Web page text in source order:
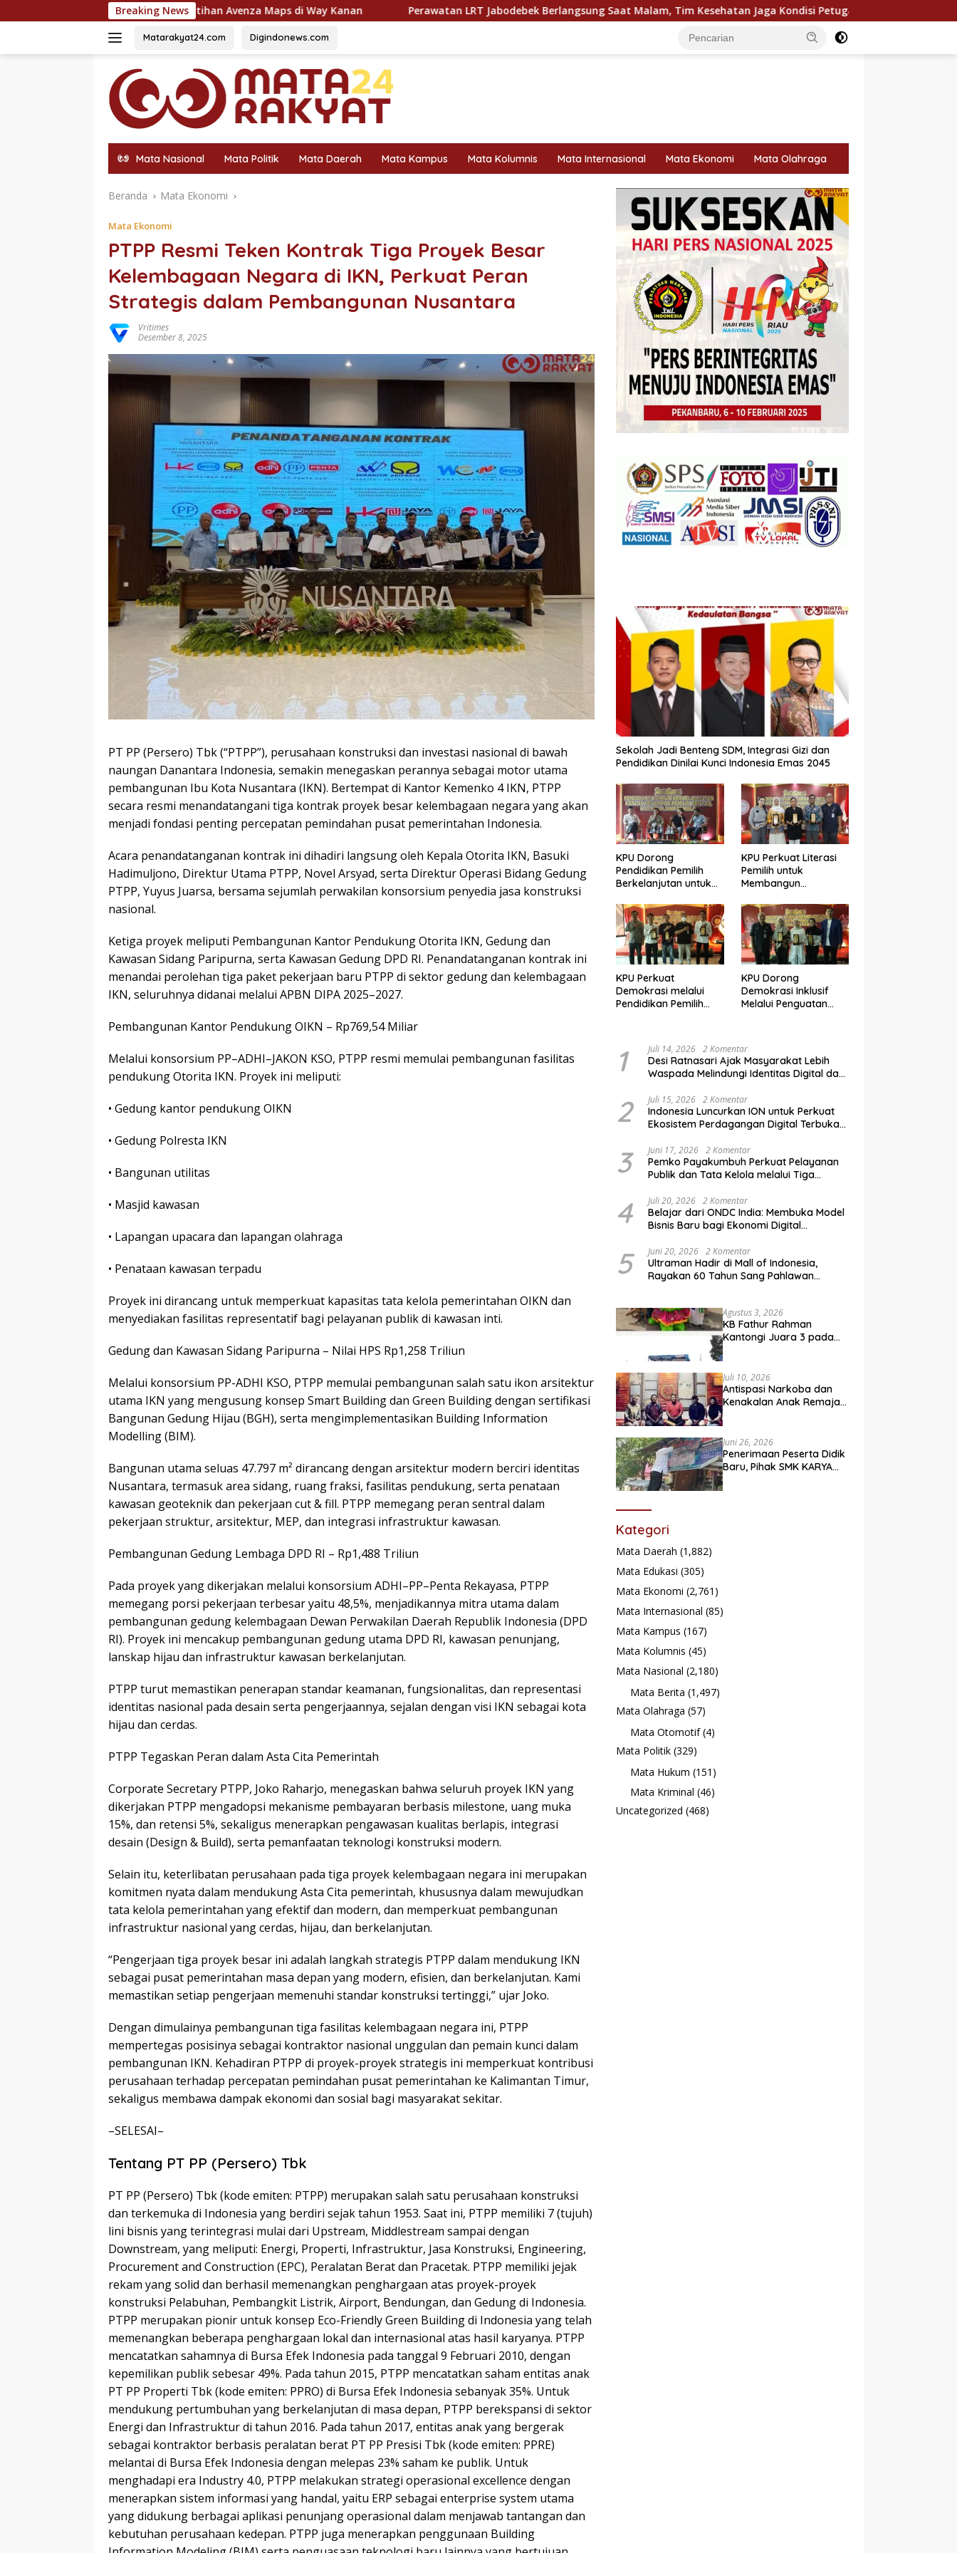
ke
Breaking News
Lewat Pelatihan Avenza Maps di Way Kanan Perawatan LRT Jabodebek Berlangsung Saat Malam, Tim Kesehatan Jaga Kondisi Petugas Industri Akuakultur Pakistan, Asia
Matarakyat24.com Digindonews.com
Mata Nasional Mata Politik Mata Daerah Mata Kampus Mata Kolumnis Mata Internasional Mata Ekonomi Mata Olahraga
Beranda Mata Ekonomi
Mata Ekonomi
PTPP Resmi Teken Kontrak Tiga Proyek Besar
Kelembagaan Negara di IKN, Perkuat Peran
Strategis dalam Pembangunan Nusantara
Vritimes
Desember 8, 2025
PT PP (Persero) Tbk (“PTPP”), perusahaan konstruksi dan investasi nasional di bawah
naungan Danantara Indonesia, semakin menegaskan perannya sebagai motor utama
pembangunan Ibu Kota Nusantara (IKN). Bertempat di Kantor Kemenko 4 IKN, PTPP
secara resmi menandatangani tiga kontrak proyek besar kelembagaan negara yang akan
menjadi fondasi penting percepatan pemindahan pusat pemerintahan Indonesia.
Acara penandatanganan kontrak ini dihadiri langsung oleh Kepala Otorita IKN, Basuki
Hadimuljono, Direktur Utama PTPP, Novel Arsyad, serta Direktur Operasi Bidang Gedung
PTPP, Yuyus Juarsa, bersama sejumlah perwakilan konsorsium penyedia jasa konstruksi
nasional.
Ketiga proyek meliputi Pembangunan Kantor Pendukung Otorita IKN, Gedung dan
Kawasan Sidang Paripurna, serta Kawasan Gedung DPD RI. Penandatanganan kontrak ini
menandai perolehan tiga paket pekerjaan baru PTPP di sektor gedung dan kelembagaan
IKN, seluruhnya didanai melalui APBN DIPA 2025–2027.
Pembangunan Kantor Pendukung OIKN – Rp769,54 Miliar
Melalui konsorsium PP–ADHI–JAKON KSO, PTPP resmi memulai pembangunan fasilitas
pendukung Otorita IKN. Proyek ini meliputi:
• Gedung kantor pendukung OIKN
• Gedung Polresta IKN
• Bangunan utilitas
• Masjid kawasan
• Lapangan upacara dan lapangan olahraga
• Penataan kawasan terpadu
Proyek ini dirancang untuk memperkuat kapasitas tata kelola pemerintahan OIKN dan
menyediakan fasilitas representatif bagi pelayanan publik di kawasan inti.
Gedung dan Kawasan Sidang Paripurna – Nilai HPS Rp1,258 Triliun
Melalui konsorsium PP-ADHI KSO, PTPP memulai pembangunan salah satu ikon arsitektur
utama IKN yang mengusung konsep Smart Building dan Green Building dengan sertifikasi
Bangunan Gedung Hijau (BGH), serta mengimplementasikan Building Information
Modelling (BIM).
Bangunan utama seluas 47.797 m² dirancang dengan arsitektur modern berciri identitas
Nusantara, termasuk area sidang, ruang fraksi, fasilitas pendukung, serta penataan
kawasan geoteknik dan pekerjaan cut & fill. PTPP memegang peran sentral dalam
pekerjaan struktur, arsitektur, MEP, dan integrasi infrastruktur kawasan.
Pembangunan Gedung Lembaga DPD RI – Rp1,488 Triliun
Pada proyek yang dikerjakan melalui konsorsium ADHI–PP–Penta Rekayasa, PTPP
memegang porsi pekerjaan terbesar yaitu 48,5%, menjadikannya mitra utama dalam
pembangunan gedung kelembagaan Dewan Perwakilan Daerah Republik Indonesia (DPD
RI). Proyek ini mencakup pembangunan gedung utama DPD RI, kawasan penunjang,
lanskap hijau dan infrastruktur kawasan berkelanjutan.
PTPP turut memastikan penerapan standar keamanan, fungsionalitas, dan representasi
identitas nasional pada desain serta pengerjaannya, sejalan dengan visi IKN sebagai kota
hijau dan cerdas.
PTPP Tegaskan Peran dalam Asta Cita Pemerintah
Corporate Secretary PTPP, Joko Raharjo, menegaskan bahwa seluruh proyek IKN yang
dikerjakan PTPP mengadopsi mekanisme pembayaran berbasis milestone, uang muka
15%, dan retensi 5%, sekaligus menerapkan pengawasan kualitas berlapis, integrasi
desain (Design & Build), serta pemanfaatan teknologi konstruksi modern.
Selain itu, keterlibatan perusahaan pada tiga proyek kelembagaan negara ini merupakan
komitmen nyata dalam mendukung Asta Cita pemerintah, khususnya dalam mewujudkan
tata kelola pemerintahan yang efektif dan modern, dan memperkuat pembangunan
infrastruktur nasional yang cerdas, hijau, dan berkelanjutan.
“Pengerjaan tiga proyek besar ini adalah langkah strategis PTPP dalam mendukung IKN
sebagai pusat pemerintahan masa depan yang modern, efisien, dan berkelanjutan. Kami
memastikan setiap pengerjaan memenuhi standar konstruksi tertinggi,” ujar Joko.
Dengan dimulainya pembangunan tiga fasilitas kelembagaan negara ini, PTPP
mempertegas posisinya sebagai kontraktor nasional unggulan dan pemain kunci dalam
pembangunan IKN. Kehadiran PTPP di proyek-proyek strategis ini memperkuat kontribusi
perusahaan terhadap percepatan pemindahan pusat pemerintahan ke Kalimantan Timur,
sekaligus membawa dampak ekonomi dan sosial bagi masyarakat sekitar.
–SELESAI–
Tentang PT PP (Persero) Tbk
PT PP (Persero) Tbk (kode emiten: PTPP) merupakan salah satu perusahaan konstruksi
dan terkemuka di Indonesia yang berdiri sejak tahun 1953. Saat ini, PTPP memiliki 7 (tujuh)
lini bisnis yang terintegrasi mulai dari Upstream, Middlestream sampai dengan
Downstream, yang meliputi: Energi, Properti, Infrastruktur, Jasa Konstruksi, Engineering,
Procurement and Construction (EPC), Peralatan Berat dan Pracetak. PTPP memiliki jejak
rekam yang solid dan berhasil memenangkan penghargaan atas proyek-proyek
konstruksi Pelabuhan, Pembangkit Listrik, Airport, Bendungan, dan Gedung di Indonesia.
PTPP merupakan pionir untuk konsep Eco-Friendly Green Building di Indonesia yang telah
memenangkan beberapa penghargaan lokal dan internasional atas hasil karyanya. PTPP
mencatatkan sahamnya di Bursa Efek Indonesia pada tanggal 9 Februari 2010, dengan
kepemilikan publik sebesar 49%. Pada tahun 2015, PTPP mencatatkan saham entitas anak
PT PP Properti Tbk (kode emiten: PPRO) di Bursa Efek Indonesia sebanyak 35%. Untuk
mendukung pertumbuhan yang berkelanjutan di masa depan, PTPP berekspansi di sektor
Energi dan Infrastruktur di tahun 2016. Pada tahun 2017, entitas anak yang bergerak
sebagai kontraktor berbasis peralatan berat PT PP Presisi Tbk (kode emiten: PPRE)
melantai di Bursa Efek Indonesia dengan melepas 23% saham ke publik. Untuk
menghadapi era Industry 4.0, PTPP melakukan strategi operasional excellence dengan
menerapkan sistem informasi yang handal, yaitu ERP sebagai enterprise system utama
yang didukung berbagai aplikasi penunjang operasional dalam menjawab tantangan dan
kebutuhan perusahaan kedepan. PTPP juga menerapkan penggunaan Building
Sekolah Jadi Benteng SDM, Integrasi Gizi dan
Pendidikan Dinilai Kunci Indonesia Emas 2045
KPU Dorong
Pendidikan Pemilih
Berkelanjutan untuk
Demokrasi
KPU Perkuat Literasi
Pemilih untuk
Membangun
Berkualitas
KPU Perkuat
Demokrasi melalui
Pendidikan Pemilih
Marjinal, dan Pemula
KPU Dorong
Demokrasi Inklusif
Melalui Penguatan
1 Juli 14, 2026 2 Komentar
Desi Ratnasari Ajak Masyarakat Lebih
Waspada Melindungi Identitas Digital dan
2 Juli 15, 2026 2 Komentar
Indonesia Luncurkan ION untuk Perkuat
Ekosistem Perdagangan Digital Terbuka
3 Juni 17, 2026 2 Komentar
Pemko Payakumbuh Perkuat Pelayanan
Publik dan Tata Kelola melalui Tiga
4 Juli 20, 2026 2 Komentar
Belajar dari ONDC India: Membuka Model
Bisnis Baru bagi Ekonomi Digital
5 Juni 20, 2026 2 Komentar
Ultraman Hadir di Mall of Indonesia,
Rayakan 60 Tahun Sang Pahlawan
Agustus 3, 2026
KB Fathur Rahman
Kantongi Juara 3 pada
Juli 10, 2026
Antispasi Narkoba dan
Kenakalan Anak Remaja,
Surau
Juni 26, 2026
Penerimaan Peserta Didik
Baru, Pihak SMK KARYA
Kategori
Mata Daerah (1,882)
Mata Edukasi (305)
Mata Ekonomi (2,761)
Mata Internasional (85)
Mata Kampus (167)
Mata Kolumnis (45)
Mata Nasional (2,180)
Mata Berita (1,497)
Mata Olahraga (57)
Mata Otomotif(4)
Mata Politik (329)
Mata Hukum (151)
Mata Kriminal (46)
Uncategorized (468)